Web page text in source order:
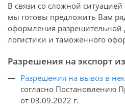
В связи со сложной
мы готовы предложить Вам
оформления разрешительной
логистики и таможенного
Разрешения на экспорт
Разрешения на вывоз в
согласно Постановлению
от 03.09.2022 г.